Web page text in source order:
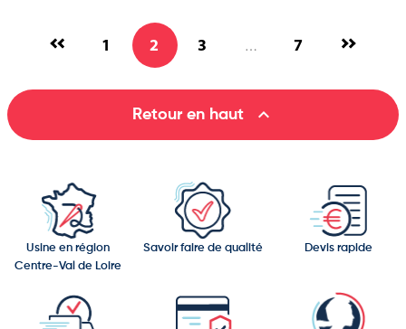
1 2 3 … 7
Retour en haut 
Usine en région
Centre-Val de Loire
Savoir faire de qualité Devis rapide